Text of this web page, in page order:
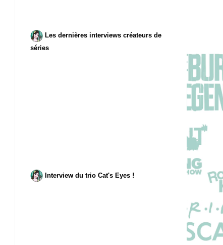
Les dernières interviews créateurs de
séries
Interview du trio Cat's Eyes !